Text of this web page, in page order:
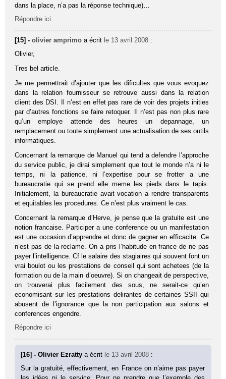
dans la place, n’a pas la réponse technique)…
Répondre ici
[15] -olivier amprimo a écrit le 13 avril 2008 :
Olivier,
Tres bel article.
Je me permettrait d’ajouter que les dificultes que vous evoquez
dans la relation fournisseur se retrouve aussi dans la relation
client des DSI. Il n’est en effet pas rare de voir des projets inities
par d’autres fonctions se faire retoquer. Il n’est pas non plus rare
qu’un employe attende des heures un depannage, un
remplacement ou toute simplement une actualisation de ses outils
informatiques.
Concernant la remarque de Manuel qui tend a defendre l’approche
du service public, je dirai simplement que tout le monde n’a ni le
temps, ni la patience, ni l’expertise pour se frotter a une
bureaucratie qui se prend elle meme les pieds dans le tapis.
Initialement, la bureaucratie avait vocation a rendre transparents
et equitables les procedures. Ce n’est plus vraiment le cas.
Concernant la remarque d’Herve, je pense que la gratuite est une
notion francaise. Participer a une conference ou un manifestation
est une occasion d’apprendre et donc de gagner en efficacite. Ce
n’est pas de la reclame. On a pris l’habitude en france de ne pas
payer l’intelligence. Cf le salaire des stagiaires qui souvent font un
vrai boulot ou les prestations de conseil qui sont achetees (de la
formation ou de la main d’oeuvre). Si on changeait de perspective,
on trouverai plus facilement des sous, ne serait-ce qu’en
economisant sur les prestations delirantes de certaines SSII qui
abusent de l’ignorance que la non participation aux salons et
conferences engendre.
Répondre ici
[16] - Olivier Ezrattya écrit le 13 avril 2008 :
Sur la gratuité, effectivement, en France on n’aime pas payer